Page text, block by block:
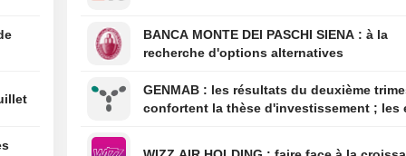
00:10
Le juge Alito
pour un nouveau
BANCA MONTE DEI PASCHI SIENA : à la
recherche d'options alternatives
GENMAB : les résultats du deuxième trimestre
confortent la thèse d'investissement ; les